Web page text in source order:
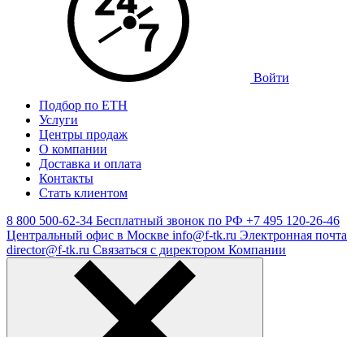
Войти
Подбор по ЕТН
Услуги
Центры продаж
О компании
Доставка и оплата
Контакты
Стать клиентом
8 800 500-62-34 Бесплатный звонок по РФ +7 495 120-26-46
Центральный офис в Москве info@f-tk.ru Электронная почта
director@f-tk.ru Связаться с директором Компании